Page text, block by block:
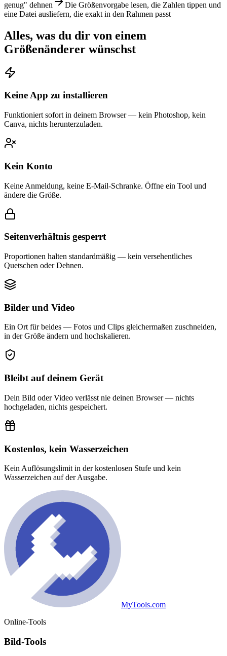
genug" dehnen
Die Größenvorgabe lesen, die Zahlen tippen und
eine Datei ausliefern, die exakt in den Rahmen passt
Alles, was du dir von einem
Größenänderer wünschst
Keine App zu installieren
Funktioniert sofort in deinem Browser — kein Photoshop, kein
Canva, nichts herunterzuladen.
Kein Konto
Keine Anmeldung, keine E-Mail-Schranke. Öffne ein Tool und
ändere die Größe.
Seitenverhältnis gesperrt
Proportionen halten standardmäßig — kein versehentliches
Quetschen oder Dehnen.
Bilder und Video
Ein Ort für beides — Fotos und Clips gleichermaßen zuschneiden,
in der Größe ändern und hochskalieren.
Bleibt auf deinem Gerät
Dein Bild oder Video verlässt nie deinen Browser — nichts
hochgeladen, nichts gespeichert.
Kostenlos, kein Wasserzeichen
Kein Auflösungslimit in der kostenlosen Stufe und kein
Wasserzeichen auf der Ausgabe.
MyTools.com
Online-Tools
Bild-Tools